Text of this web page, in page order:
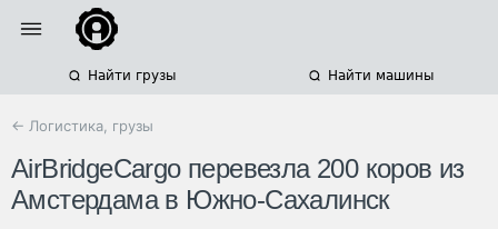
Найти грузы Найти машины
← Логистика, грузы
AirBridgeCargo перевезла 200 коров из
Амстердама в Южно-Сахалинск